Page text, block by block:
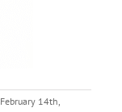
February 14th,